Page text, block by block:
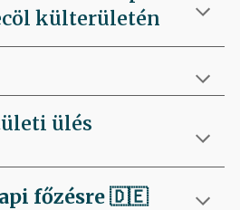
külterületén
ülés
főzésre🇩🇪